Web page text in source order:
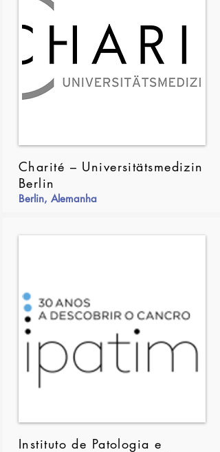
Charité – Universitätsmedizin
Berlin
Berlin, Alemanha
Instituto de Patologia e